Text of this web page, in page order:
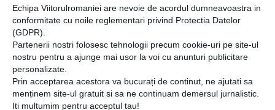
Echipa Viitorulromaniei are nevoie de acordul dumneavoastra in
conformitate cu noile reglementari privind Protectia Datelor
(GDPR).
Partenerii nostri folosesc tehnologii precum cookie-uri pe site-ul
nostru pentru a ajunge mai usor la voi cu anunturi publicitare
personalizate.
Prin acceptarea acestora va bucurați de continut, ne ajutati sa
menținem site-ul gratuit si sa ne continuam demersul jurnalistic.
Iti multumim pentru acceptul tau!